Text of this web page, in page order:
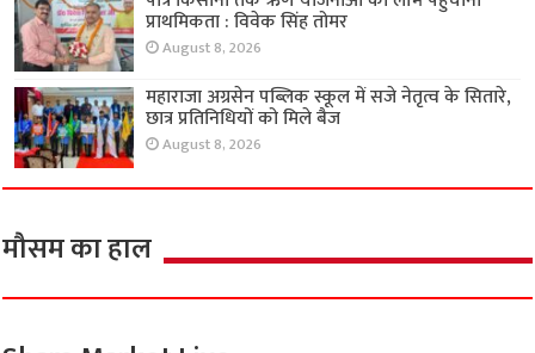
प्राथमिकता : विवेक सिंह तोमर
August 8, 2026
महाराजा अग्रसेन पब्लिक स्कूल में सजे नेतृत्व के सितारे,
छात्र प्रतिनिधियों को मिले बैज
August 8, 2026
मौसम का हाल